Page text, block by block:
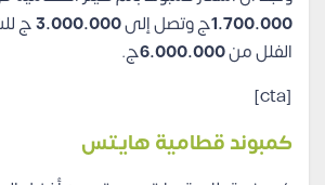
1.700.000ج وتصل إلى
ج
الفلل من6.000.000ج.
[cta]
كمبوند قطامية هايتس